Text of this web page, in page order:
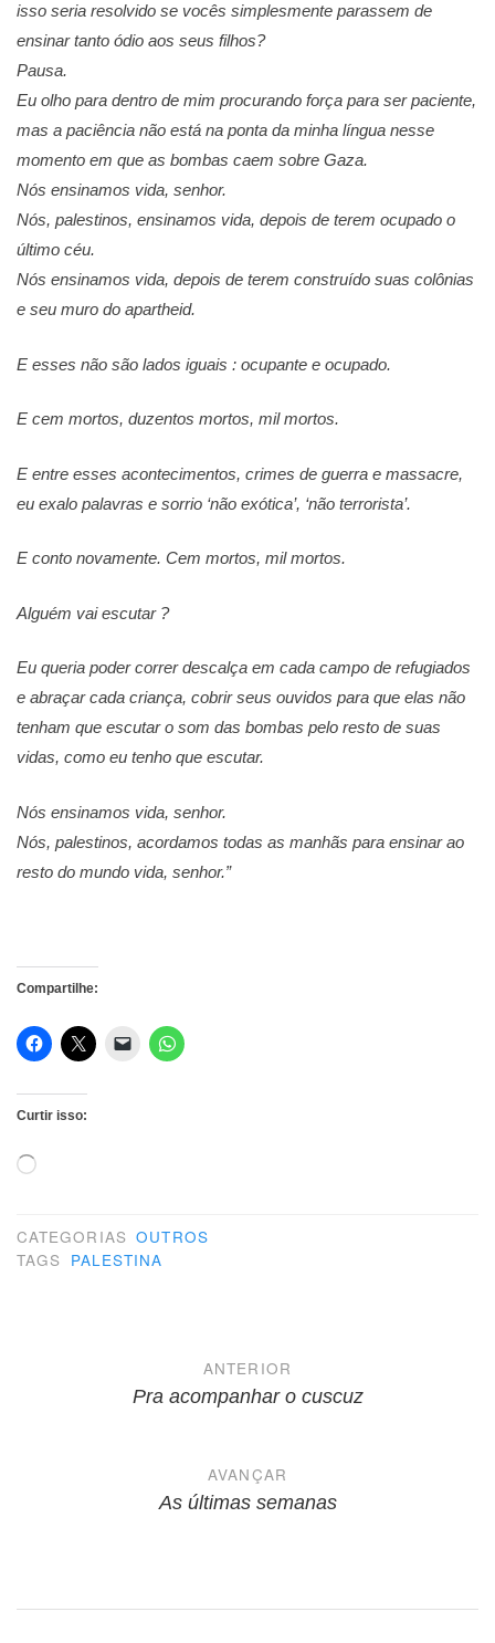
isso seria resolvido se vocês simplesmente parassem de
ensinar tanto ódio aos seus filhos?
Pausa.
Eu olho para dentro de mim procurando força para ser paciente,
mas a paciência não está na ponta da minha língua nesse
momento em que as bombas caem sobre Gaza.
Nós ensinamos vida, senhor.
Nós, palestinos, ensinamos vida, depois de terem ocupado o
último céu.
Nós ensinamos vida, depois de terem construído suas colônias
e seu muro do apartheid.
E esses não são lados iguais : ocupante e ocupado.
E cem mortos, duzentos mortos, mil mortos.
E entre esses acontecimentos, crimes de guerra e massacre,
eu exalo palavras e sorrio ‘não exótica’, ‘não terrorista’.
E conto novamente. Cem mortos, mil mortos.
Alguém vai escutar ?
Eu queria poder correr descalça em cada campo de refugiados
e abraçar cada criança, cobrir seus ouvidos para que elas não
tenham que escutar o som das bombas pelo resto de suas
vidas, como eu tenho que escutar.
Nós ensinamos vida, senhor.
Nós, palestinos, acordamos todas as manhãs para ensinar ao
resto do mundo vida, senhor.”
Compartilhe:
Curtir isso:
Carregando...
CATEGORIAS OUTROS
TAGS PALESTINA
NavegaçãoANTERIOR
Pra acompanhar o cuscuz
AVANÇAR
As últimas semanas